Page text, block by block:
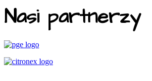
Nasi partnerzy